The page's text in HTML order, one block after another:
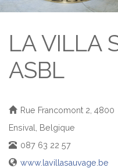
LA VILLA
ASBL
Rue Francomont 2, 4800
Ensival, Belgique
087 63 22 57
www.lavillasauvage.be